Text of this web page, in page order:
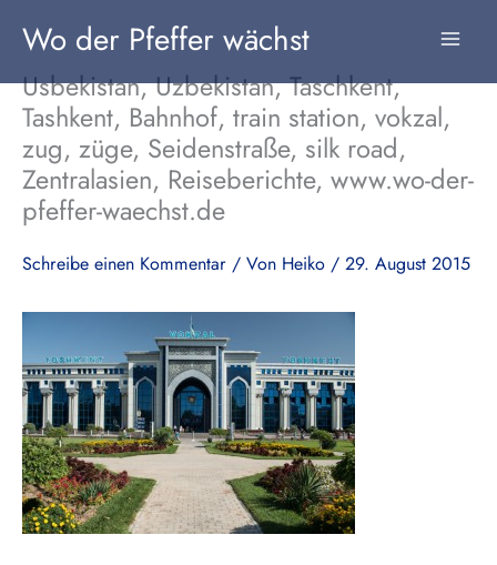
Inhalt
springen
Wo der Pfeffer wächst
Usbekistan, Uzbekistan, Taschkent,
Tashkent, Bahnhof, train station, vokzal,
zug, züge, Seidenstraße, silk road,
Zentralasien, Reiseberichte, www.wo-der-
pfeffer-waechst.de
Schreibe einen Kommentar / Von Heiko / 29. August 2015